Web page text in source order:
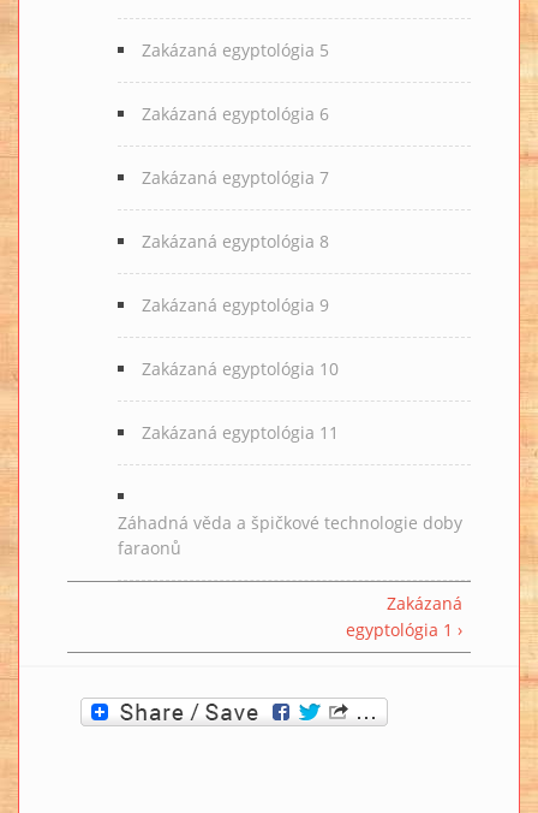
Zakázaná egyptológia 5
Zakázaná egyptológia 6
Zakázaná egyptológia 7
Zakázaná egyptológia 8
Zakázaná egyptológia 9
Zakázaná egyptológia 10
Zakázaná egyptológia 11
Záhadná věda a špičkové technologie doby
faraonů
Zakázaná
egyptológia 1 ›